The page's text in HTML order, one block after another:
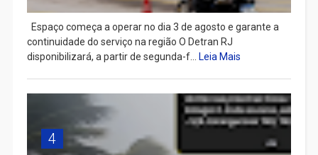
Espaço começa a operar no dia 3 de agosto e garante a
continuidade do serviço na região O Detran RJ
disponibilizará, a partir de segunda-f...
Leia Mais
4